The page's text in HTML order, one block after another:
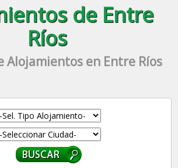
de Entre
Ríos
Alojamientos en Entre Ríos